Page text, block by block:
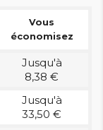
Vous
économisez
Jusqu'à
8,38 €
Jusqu'à
33,50 €